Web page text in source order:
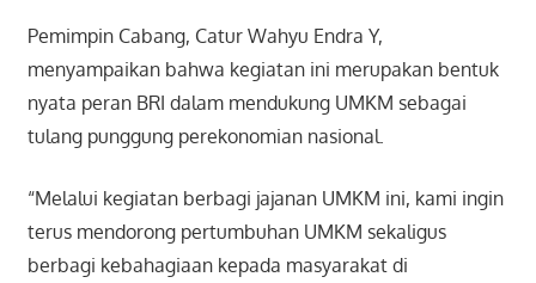
Pemimpin Cabang, Catur Wahyu Endra Y,
menyampaikan bahwa kegiatan ini merupakan bentuk
nyata peran BRI dalam mendukung UMKM sebagai
tulang punggung perekonomian nasional.
“Melalui kegiatan berbagi jajanan UMKM ini, kami ingin
terus mendorong pertumbuhan UMKM sekaligus
berbagi kebahagiaan kepada masyarakat di